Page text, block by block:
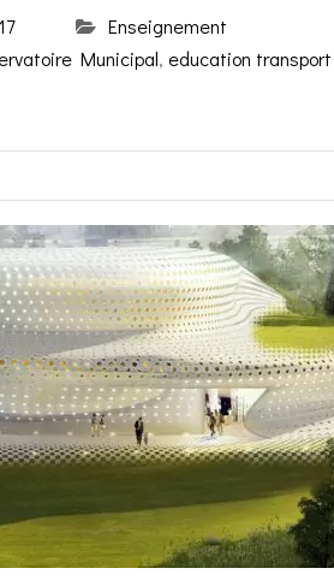
Enseignement
Municipal, education transport